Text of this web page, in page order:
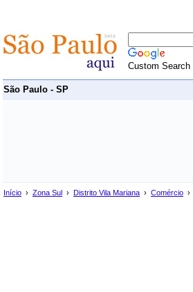
Custom Search
São Paulo - SP
Início › Zona Sul › Distrito Vila Mariana › Comércio ›